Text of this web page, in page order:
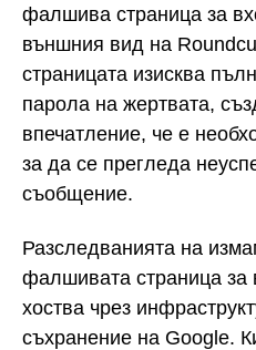
фалшива страница за
външния вид на
страницата изисква
парола на жертвата,
впечатление, че е
за да се прегледа
съобщение.
Разследванията на
фалшивата страница за
хоства чрез
съхранение на Google.